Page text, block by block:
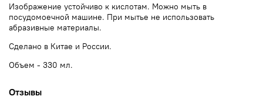
Изображение устойчиво к кислотам. Можно мыть в
посудомоечной машине. При мытье не использовать
абразивные материалы.
Сделано в Китае и России.
Объем - 330 мл.
Отзывы